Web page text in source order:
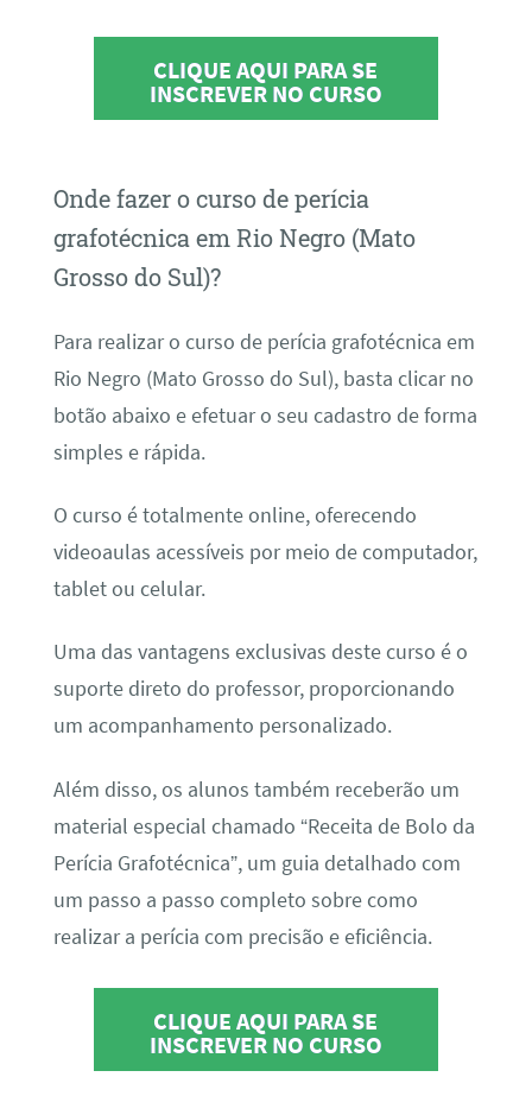
CLIQUE AQUI PARA SE
INSCREVER NO CURSO
Onde fazer o curso de perícia
grafotécnica em Rio Negro (Mato
Grosso do Sul)?
Para realizar o curso de perícia grafotécnica em
Rio Negro (Mato Grosso do Sul), basta clicar no
botão abaixo e efetuar o seu cadastro de forma
simples e rápida.
O curso é totalmente online, oferecendo
videoaulas acessíveis por meio de computador,
tablet ou celular.
Uma das vantagens exclusivas deste curso é o
suporte direto do professor, proporcionando
um acompanhamento personalizado.
Além disso, os alunos também receberão um
material especial chamado “Receita de Bolo da
Perícia Grafotécnica”, um guia detalhado com
um passo a passo completo sobre como
realizar a perícia com precisão e eficiência.
CLIQUE AQUI PARA SE
INSCREVER NO CURSO